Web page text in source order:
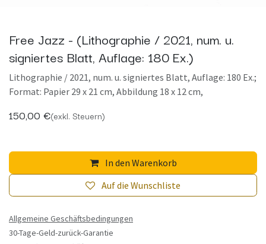
Free Jazz - (Lithographie / 2021, num. u.
signiertes Blatt, Auflage: 180 Ex.)
Lithographie / 2021, num. u. signiertes Blatt, Auflage: 180 Ex.;
Format: Papier 29 x 21 cm, Abbildung 18 x 12 cm,
150,00 €(exkl. Steuern)
In den Warenkorb
Auf die Wunschliste
Allgemeine Geschäftsbedingungen
30-Tage-Geld-zurück-Garantie